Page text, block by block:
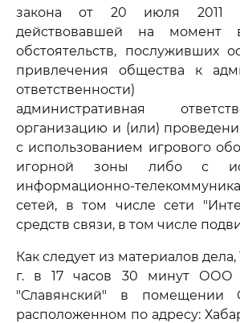
закона от 20 июля 2011
действовавшей на момент
обстоятельств, послуживших
привлечения общества к
ответственности)
административная
организацию и (или)
с использованием игрового
игорной зоны либо с
информационно-
сетей, в том числе сети
средств связи, в том числе
Как следует из материалов дела,
г. в 17 часов 30 минут ООО
"Славянский" в помещении
расположенном по адресу: